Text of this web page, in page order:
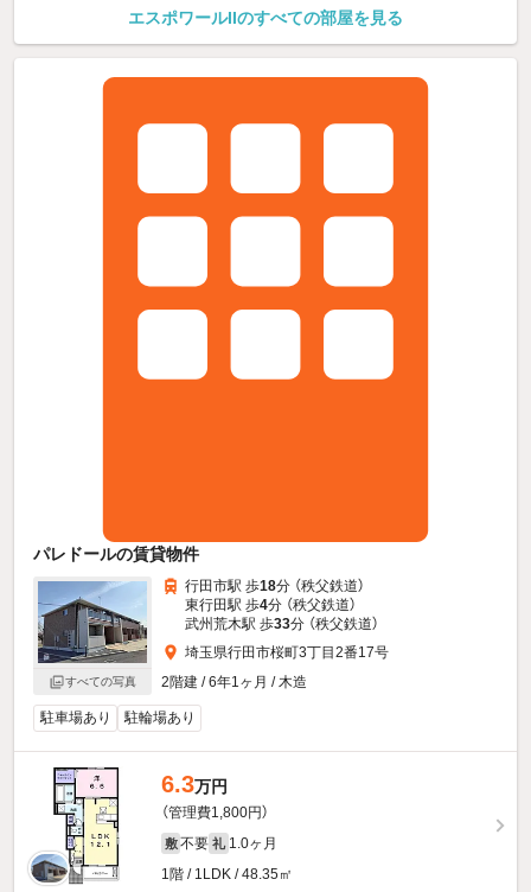
エスポワールIIのすべての部屋を見る
パレドールの賃貸物件
すべての写真
行田市駅 歩18分 （秩父鉄道）
東行田駅 歩4分 （秩父鉄道）
武州荒木駅 歩33分 （秩父鉄道）
埼玉県行田市桜町3丁目2番17号
2階建 / 6年1ヶ月 / 木造
駐車場あり 駐輪場あり
6.3万円
（管理費1,800円）
敷 不要 礼 1.0ヶ月
1階 / 1LDK / 48.35㎡